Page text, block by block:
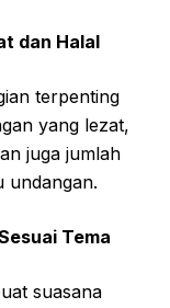
dan Halal
terpenting
yang lezat,
juga jumlah
undangan.
Tema
suasana